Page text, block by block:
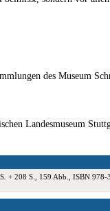
des Museum
Landesmuseum
+ 208 S., 159 Abb., ISBN